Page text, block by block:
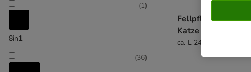
Vetriderm
8in1
(1)
(36)
Fellpflege
Katze
ca. L 24 x B 18 cm